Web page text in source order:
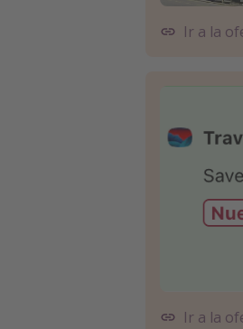
Ir a la
Ir a la